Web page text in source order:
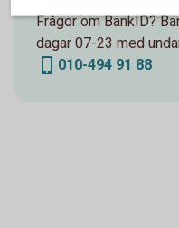
Frågor om BankID?
dagar 07-23 med
010-494 91 88